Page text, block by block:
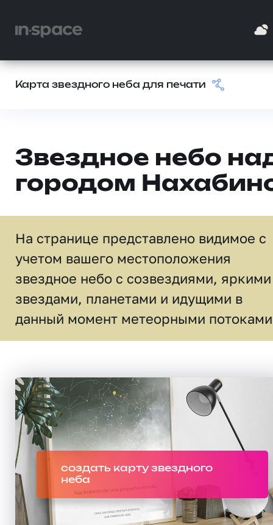
Карта звездного неба для печати
Звездное небо
городом
На странице представлено видимое c
учетом вашего местоположения
звездное небо c созвездиями, яркими
звездами, планетами и идущими в
данный момент метеорными
создать карту звездного
неба